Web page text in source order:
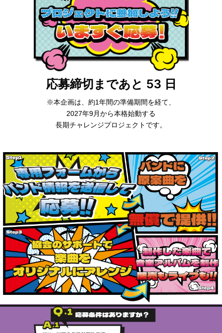
応募締切まであと 53 日
※本企画は、約1年間の準備期間を経て、
2027年9月から本格始動する
長期チャレンジプロジェクトです。